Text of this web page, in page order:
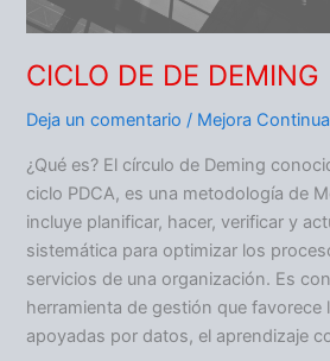
CICLO DE DE DEMING
Deja un comentario / Mejora Continua
¿Qué es? El círculo de Deming
ciclo PDCA, es una metodología de
incluye planificar, hacer, verificar y
sistemática para optimizar los
servicios de una organización. Es
herramienta de gestión que favorece
apoyadas por datos, el aprendizaje